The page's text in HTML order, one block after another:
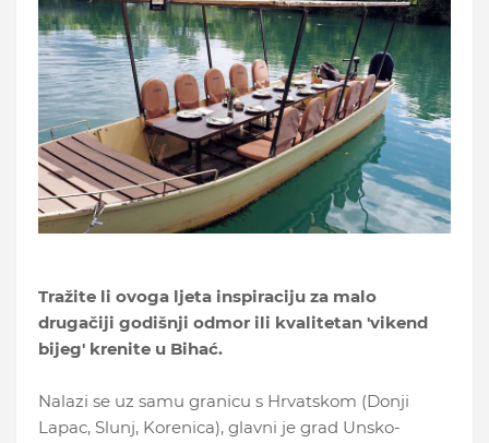
Tražite li ovoga ljeta inspiraciju za malo
drugačiji godišnji odmor ili kvalitetan 'vikend
bijeg' krenite u Bihać.
Nalazi se uz samu granicu s Hrvatskom (Donji
Lapac, Slunj, Korenica), glavni je grad Unsko-